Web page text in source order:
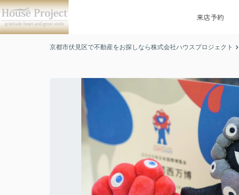
来店予約
京都市伏見区で不動産をお探しなら株式会社ハウスプロジェクト